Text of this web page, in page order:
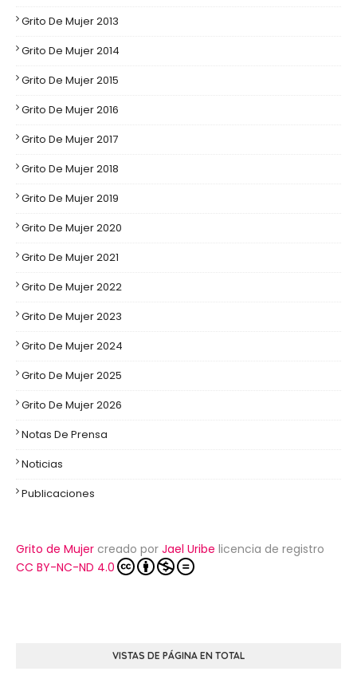
Grito De Mujer 2013
Grito De Mujer 2014
Grito De Mujer 2015
Grito De Mujer 2016
Grito De Mujer 2017
Grito De Mujer 2018
Grito De Mujer 2019
Grito De Mujer 2020
Grito De Mujer 2021
Grito De Mujer 2022
Grito De Mujer 2023
Grito De Mujer 2024
Grito De Mujer 2025
Grito De Mujer 2026
Notas De Prensa
Noticias
Publicaciones
Grito de Mujer creado por Jael Uribe licencia de registro
CC BY-NC-ND 4.0
VISTAS DE PÁGINA EN TOTAL